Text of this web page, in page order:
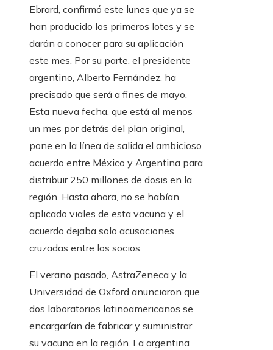
Ebrard, confirmó este lunes que ya se
han producido los primeros lotes y se
darán a conocer para su aplicación
este mes. Por su parte, el presidente
argentino, Alberto Fernández, ha
precisado que será a fines de mayo.
Esta nueva fecha, que está al menos
un mes por detrás del plan original,
pone en la línea de salida el ambicioso
acuerdo entre México y Argentina para
distribuir 250 millones de dosis en la
región. Hasta ahora, no se habían
aplicado viales de esta vacuna y el
acuerdo dejaba solo acusaciones
cruzadas entre los socios.
El verano pasado, AstraZeneca y la
Universidad de Oxford anunciaron que
dos laboratorios latinoamericanos se
encargarían de fabricar y suministrar
su vacuna en la región. La argentina